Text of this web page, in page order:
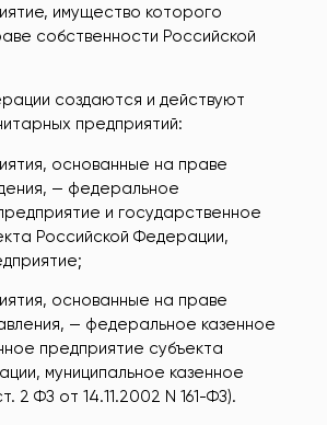
имущество которого
собственности Российской
создаются и действуют
предприятий:
основанные на праве
— федеральное
и государственное
Российской Федерации,
основанные на праве
— федеральное казенное
предприятие субъекта
муниципальное казенное
2 ФЗ от 14.11.2002 N 161-ФЗ).